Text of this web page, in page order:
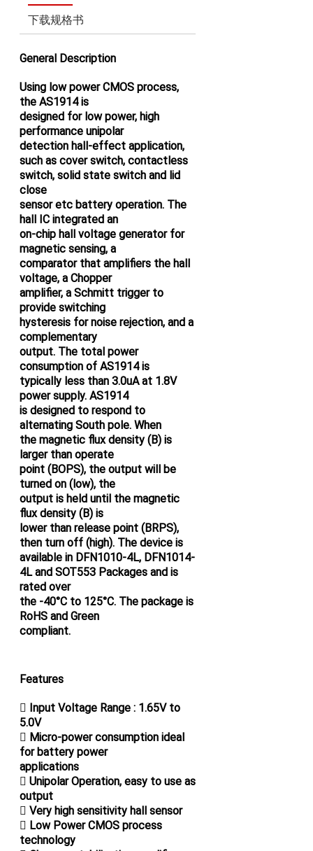
开关类
下载规格书
General Description
Using low power CMOS process,
the AS1914 is
designed for low power, high
performance unipolar
detection hall-effect application,
such as cover switch, contactless
switch, solid state switch and lid
close
sensor etc battery operation. The
hall IC integrated an
on-chip hall voltage generator for
magnetic sensing, a
comparator that amplifiers the hall
voltage, a Chopper
amplifier, a Schmitt trigger to
provide switching
hysteresis for noise rejection, and a
complementary
output. The total power
consumption of AS1914 is
typically less than 3.0uA at 1.8V
power supply. AS1914
is designed to respond to
alternating South pole. When
the magnetic flux density (B) is
larger than operate
point (BOPS), the output will be
turned on (low), the
output is held until the magnetic
flux density (B) is
lower than release point (BRPS),
then turn off (high). The device is
available in DFN1010-4L, DFN1014-
4L and SOT553 Packages and is
rated over
the -40°C to 125°C. The package is
RoHS and Green
compliant.
Features
 Input Voltage Range : 1.65V to
5.0V
 Micro-power consumption ideal
for battery power
applications
 Unipolar Operation, easy to use as
output
 Very high sensitivity hall sensor
 Low Power CMOS process
technology